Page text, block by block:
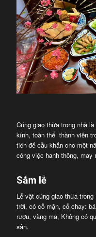
Cúng giao thừa trong nhà
kính, toàn thể thành viên
tiên để cầu khấn cho một
công việc hanh thông, may
Sắm lễ
Lễ vật cúng giao thừa
trời, có cỗ mặn, cỗ chay:
rượu, vàng mã, Không có
sân.